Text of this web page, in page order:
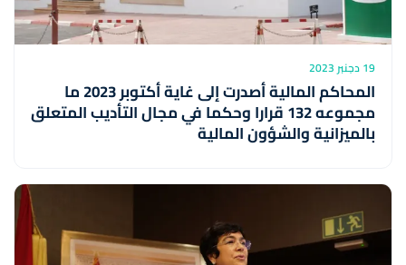
19 دجنبر 2023
المحاكم المالية أصدرت إلى غاية أكتوبر 2023 ما
مجموعه 132 قرارا وحكما في مجال التأديب المتعلق
بالميزانية والشؤون المالية